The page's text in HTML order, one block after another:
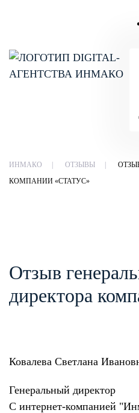
ИНМАКО ОТЗЫВЫ
КОМПАНИИ «СТАТУС»
Отзыв
директора
Ковалева Светлана
Генеральный директор
С интернет-компанией